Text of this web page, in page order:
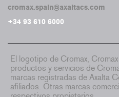
cromax.spain@axaltacs.com
+34 93 610 6000
El logotipo de Cromax,
productos y servicios de
marcas registradas de Axalta
afiliados. Otras marcas